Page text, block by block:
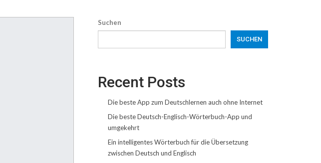
Suchen
SUCHEN
Recent Posts
Die beste App zum Deutschlernen auch ohne Internet
Die beste Deutsch-Englisch-Wörterbuch-App und
umgekehrt
Ein intelligentes Wörterbuch für die Übersetzung
zwischen Deutsch und Englisch